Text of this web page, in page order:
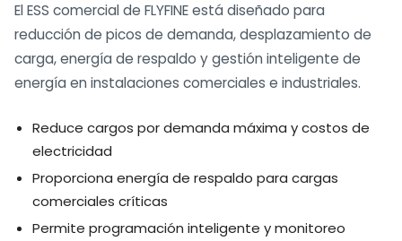
El ESS comercial de FLYFINE está diseñado para
reducción de picos de demanda, desplazamiento de
carga, energía de respaldo y gestión inteligente de
energía en instalaciones comerciales e industriales.
Reduce cargos por demanda máxima y costos de
electricidad
Proporciona energía de respaldo para cargas
comerciales críticas
Permite programación inteligente y monitoreo